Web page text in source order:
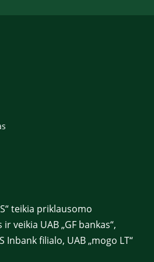
teikia priklausomo
veikia UAB „GF bankas“,
Inbank filialo, UAB „mogo LT“